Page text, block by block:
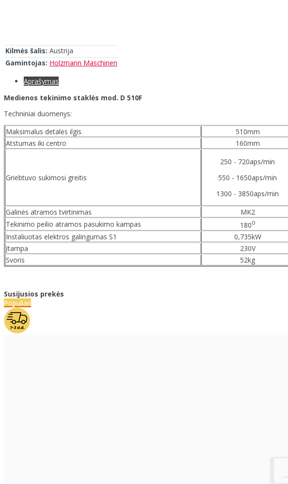
Kilmės šalis: Austrija
Gamintojas: Holzmann Maschinen
Aprašymas
Medienos tekinimo staklės mod. D 510F
Techniniai duomenys:
Maksimalus detalės ilgis
510mm
Atstumas iki centro
160mm
Griebtuvo sukimosi greitis
250 - 720aps/min
550 - 1650aps/min
1300 - 3850aps/min
Galinės atramos tvirtinimas
MK2
Tekinimo peilio atramos pasukimo kampas
1800
Instaliuotas elektros galingumas S1
0,735kW
Įtampa
230V
Svoris
52kg
Susijusios prekės
Populiari